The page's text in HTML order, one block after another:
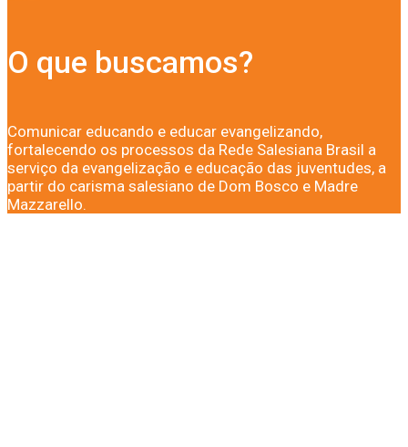
O que buscamos?
Comunicar educando e educar evangelizando,
fortalecendo os processos da Rede Salesiana Brasil a
serviço da evangelização e educação das juventudes, a
partir do carisma salesiano de Dom Bosco e Madre
Mazzarello.